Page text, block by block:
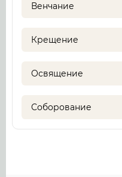
Венчание
Крещение
Освящение
Соборование